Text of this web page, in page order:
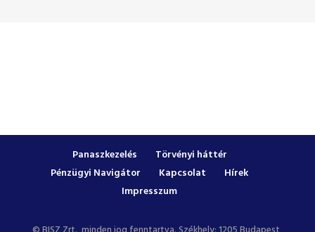
Panaszkezelés
Törvényi háttér
Pénzügyi Navigátor
Kapcsolat
Hírek
Impresszum